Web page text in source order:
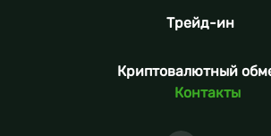
Трейд-ин
Криптовалютный
Контакты